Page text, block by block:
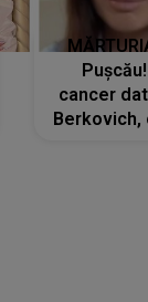
cancer
Berkovich,